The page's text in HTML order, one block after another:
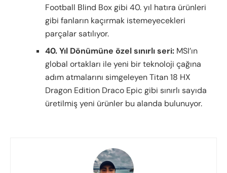
Football Blind Box gibi 40. yıl hatıra ürünleri
gibi fanların kaçırmak istemeyecekleri
parçalar satılıyor.
40. Yıl Dönümüne özel sınırlı seri:MSI’ın
global ortakları ile yeni bir teknoloji çağına
adım atmalarını simgeleyen Titan 18 HX
Dragon Edition Draco Epic gibi sınırlı sayıda
üretilmiş yeni ürünler bu alanda bulunuyor.